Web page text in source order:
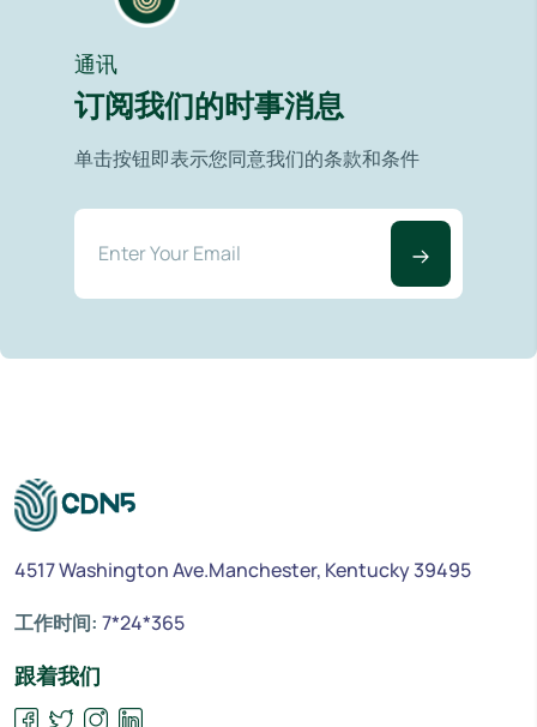
通讯
订阅我们的时事消息
单击按钮即表示您同意我们的条款和条件
4517 Washington Ave.Manchester, Kentucky 39495
工作时间: 7*24*365
跟着我们